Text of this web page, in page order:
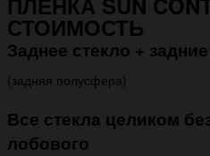
СТОИМОСТЬ
Заднее стекло +
(задняя полусфера)
Все стекла целиком
лобового